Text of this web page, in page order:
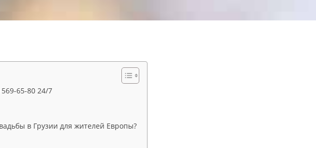
65-80 24/7
в Грузии для жителей Европы?